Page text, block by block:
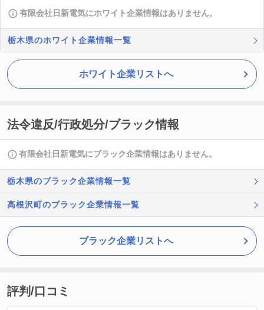
有限会社日新電気にホワイト企業情報はありません。
栃木県のホワイト企業情報一覧
ホワイト企業リストへ
法令違反/行政処分/ブラック情報
有限会社日新電気にブラック企業情報はありません。
栃木県のブラック企業情報一覧
高根沢町のブラック企業情報一覧
ブラック企業リストへ
評判/口コミ